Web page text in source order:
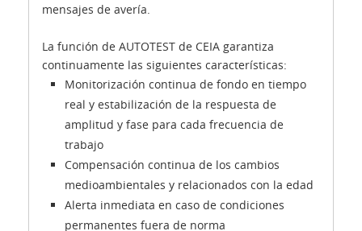
mensajes de avería.
La función de AUTOTEST de CEIA garantiza
continuamente las siguientes características:
Monitorización continua de fondo en tiempo
real y estabilización de la respuesta de
amplitud y fase para cada frecuencia de
trabajo
Compensación continua de los cambios
medioambientales y relacionados con la edad
Alerta inmediata en caso de condiciones
permanentes fuera de norma